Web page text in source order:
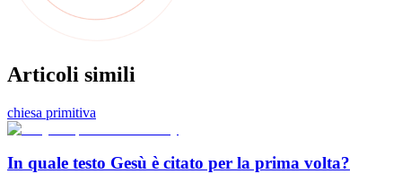
Articoli simili
chiesa primitiva
In quale testo Gesù è citato per la prima volta?